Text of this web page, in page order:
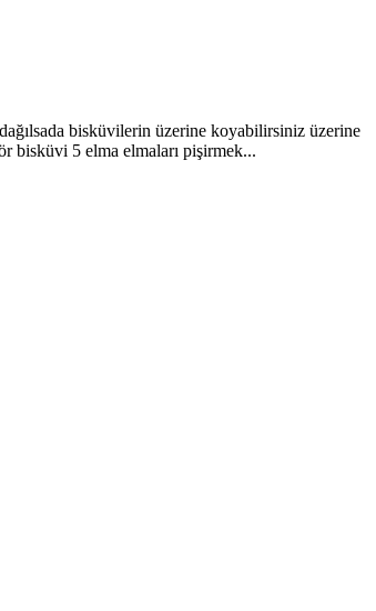
bisküvilerin üzerine koyabilirsiniz üzerine
bisküvi 5 elma elmaları pişirmek...